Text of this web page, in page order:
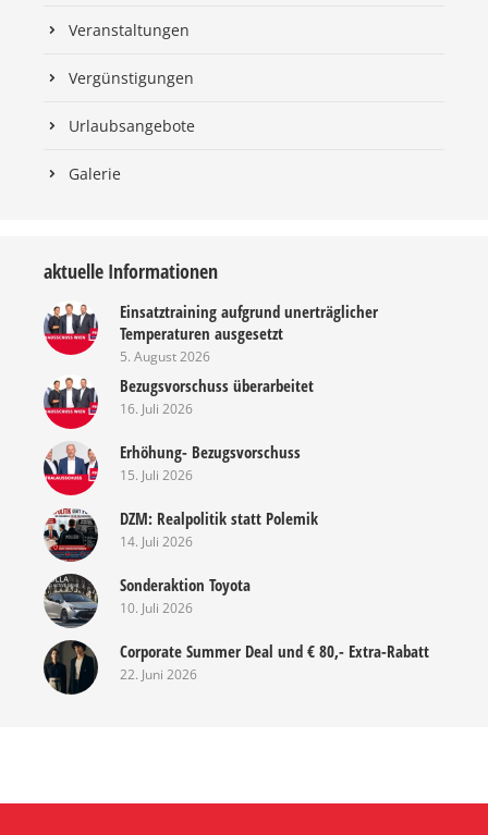
Veranstaltungen
Vergünstigungen
Urlaubsangebote
Galerie
aktuelle Informationen
Einsatztraining aufgrund unerträglicher
Temperaturen ausgesetzt
5. August 2026
Bezugsvorschuss überarbeitet
16. Juli 2026
Erhöhung- Bezugsvorschuss
15. Juli 2026
DZM: Realpolitik statt Polemik
14. Juli 2026
Sonderaktion Toyota
10. Juli 2026
Corporate Summer Deal und € 80,- Extra-Rabatt
22. Juni 2026